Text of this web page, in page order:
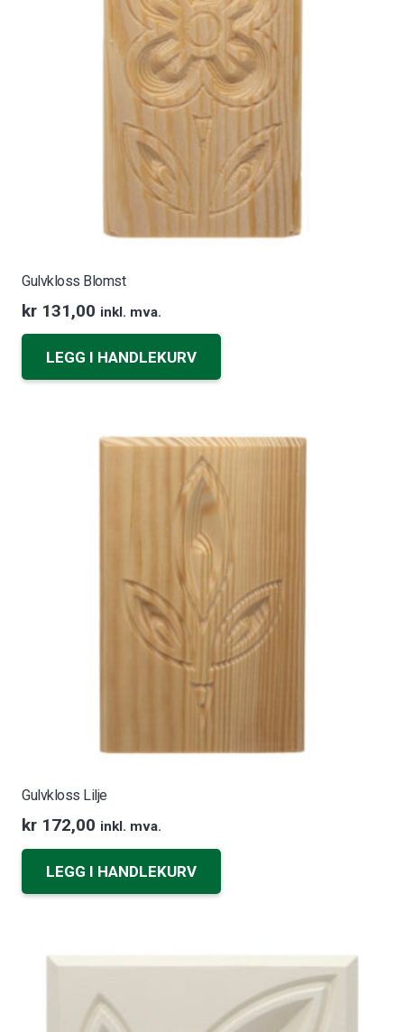
Gulvkloss Blomst
kr 131,00 inkl. mva.
LEGG I HANDLEKURV
Gulvkloss Lilje
kr 172,00 inkl. mva.
LEGG I HANDLEKURV